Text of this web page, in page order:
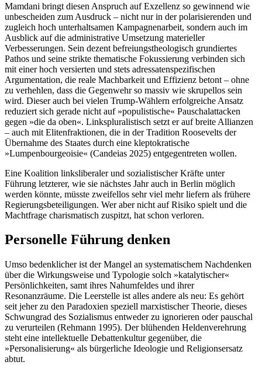
Mamdani bringt diesen Anspruch auf Exzellenz so gewinnend wie
unbescheiden zum Ausdruck – nicht nur in der polarisierenden und
zugleich hoch unterhaltsamen Kampagnenarbeit, sondern auch im
Ausblick auf die administrative Umsetzung materieller
Verbesserungen. Sein dezent befreiungstheologisch grundiertes
Pathos und seine strikte thematische Fokussierung verbinden sich
mit einer hoch versierten und stets adressatenspezifischen
Argumentation, die reale Machbarkeit und Effizienz betont – ohne
zu verhehlen, dass die Gegenwehr so massiv wie skrupellos sein
wird. Dieser auch bei vielen Trump-Wählern erfolgreiche Ansatz
reduziert sich gerade nicht auf »populistische« Pauschalattacken
gegen »die da oben«. Linkspluralistisch setzt er auf breite Allianzen
– auch mit Elitenfraktionen, die in der Tradition Roosevelts der
Übernahme des Staates durch eine kleptokratische
»Lumpenbourgeoisie« (Candeias 2025) entgegentreten wollen.
Eine Koalition linksliberaler und sozialistischer Kräfte unter
Führung letzterer, wie sie nächstes Jahr auch in Berlin möglich
werden könnte, müsste zweifellos sehr viel mehr liefern als frühere
Regierungsbeteiligungen. Wer aber nicht auf Risiko spielt und die
Machtfrage charismatisch zuspitzt, hat schon verloren.
Personelle Führung denken
Umso bedenklicher ist der Mangel an systematischem Nachdenken
über die Wirkungsweise und Typologie solch »katalytischer«
Persönlichkeiten, samt ihres Nahumfeldes und ihrer
Resonanzräume. Die Leerstelle ist alles andere als neu: Es gehört
seit jeher zu den Paradoxien speziell marxistischer Theorie, dieses
Schwungrad des Sozialismus entweder zu ignorieren oder pauschal
zu verurteilen (Rehmann 1995). Der blühenden Heldenverehrung
steht eine intellektuelle Debattenkultur gegenüber, die
»Personalisierung« als bürgerliche Ideologie und Religionsersatz
abtut.